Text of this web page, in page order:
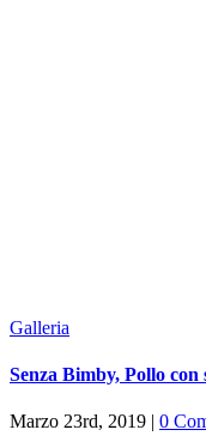
Galleria
Senza Bimby, Pollo con
Marzo 23rd, 2019 | 0